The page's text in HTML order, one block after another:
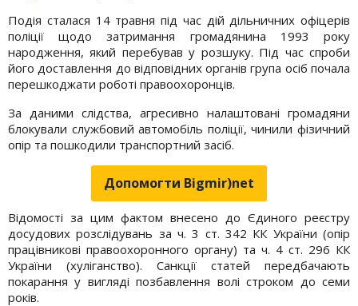
Подія сталася 14 травня під час дій дільничних офіцерів
поліції щодо затримання громадянина 1993 року
народження, який перебував у розшуку. Під час спроби
його доставлення до відповідних органів група осіб почала
перешкоджати роботі правоохоронців.
За даними слідства, агресивно налаштовані громадяни
блокували службовий автомобіль поліції, чинили фізичний
опір та пошкодили транспортний засіб.
Допомогти Bigmir)net
Відомості за цим фактом внесено до Єдиного реєстру
досудових розслідувань за ч. 3 ст. 342 КК України (опір
працівникові правоохоронного органу) та ч. 4 ст. 296 КК
України (хуліганство). Санкції статей передбачають
покарання у вигляді позбавлення волі строком до семи
років.